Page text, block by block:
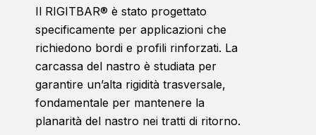
Il RIGITBAR® è stato progettato
specificamente per applicazioni che
richiedono bordi e profili rinforzati. La
carcassa del nastro è studiata per
garantire un’alta rigidità trasversale,
fondamentale per mantenere la
planarità del nastro nei tratti di ritorno.